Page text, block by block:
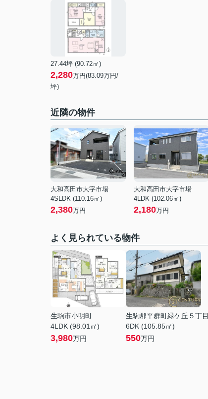
27.44坪 (90.72㎡)
2,280万円(83.09万円/
坪)
近隣の物件
大和高田市大字市場
4SLDK (110.16㎡)
2,380万円
大和高田市大字市場
4LDK (102.06㎡)
2,180万円
よく見られている物件
生駒市小明町
4LDK (98.01㎡)
3,980万円
生駒郡平群町緑ケ丘５丁目
6DK (105.85㎡)
550万円